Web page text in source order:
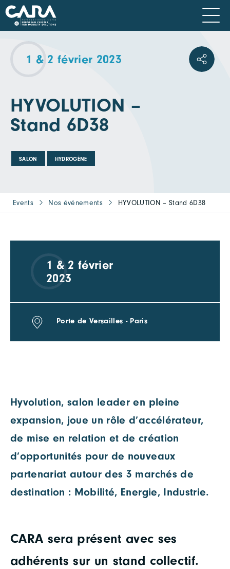
1 & 2 février 2023
HYVOLUTION –
Stand 6D38
SALON HYDROGÈNE
Events Nos événements HYVOLUTION – Stand 6D38
Hyvolution, salon leader en pleine
expansion, joue un rôle d’accélérateur,
de mise en relation et de création
d’opportunités pour de nouveaux
partenariat autour des 3 marchés de
destination : Mobilité, Energie, Industrie.
CARA sera présent avec ses
adhérents sur un stand collectif.
1 & 2 février
2023
Porte de Versailles - Paris